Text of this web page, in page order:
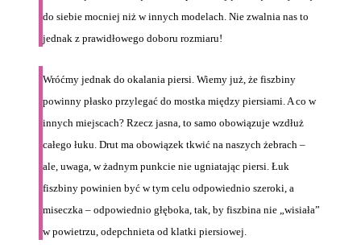
do siebie mocniej niż w innych modelach. Nie zwalnia nas to
jednak z prawidłowego doboru rozmiaru!
Wróćmy jednak do okalania piersi. Wiemy już, że fiszbiny
powinny płasko przylegać do mostka między piersiami. A co w
innych miejscach? Rzecz jasna, to samo obowiązuje wzdłuż
całego łuku. Drut ma obowiązek tkwić na naszych żebrach –
ale, uwaga, w żadnym punkcie nie ugniatając piersi. Łuk
fiszbiny powinien być w tym celu odpowiednio szeroki, a
miseczka – odpowiednio głęboka, tak, by fiszbina nie „wisiała”
w powietrzu, odepchnieta od klatki piersiowej.